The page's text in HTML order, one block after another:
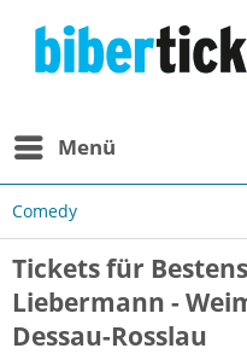
Menü
Comedy
Tickets für
Liebermann -
Dessau-Rosslau